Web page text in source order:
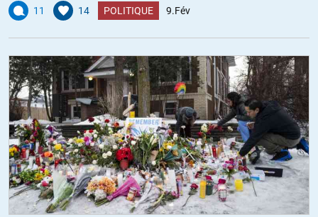
11 14 POLITIQUE 9.Fév